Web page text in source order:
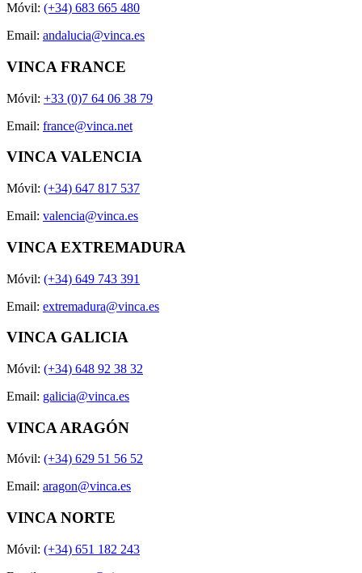
Móvil: (+34) 683 665 480
Email: andalucia@vinca.es
VINCA FRANCE
Móvil: +33 (0)7 64 06 38 79
Email: france@vinca.net
VINCA VALENCIA
Móvil: (+34) 647 817 537
Email: valencia@vinca.es
VINCA EXTREMADURA
Móvil: (+34) 649 743 391
Email: extremadura@vinca.es
VINCA GALICIA
Móvil: (+34) 648 92 38 32
Email: galicia@vinca.es
VINCA ARAGÓN
Móvil: (+34) 629 51 56 52
Email: aragon@vinca.es
VINCA NORTE
Móvil: (+34) 651 182 243